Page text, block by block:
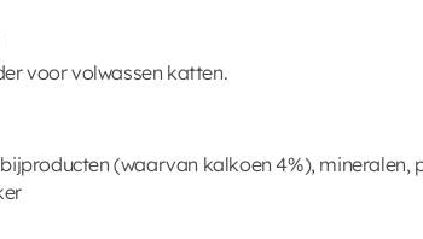
voor volwassen katten.
(waarvan kalkoen 4%), mineralen,